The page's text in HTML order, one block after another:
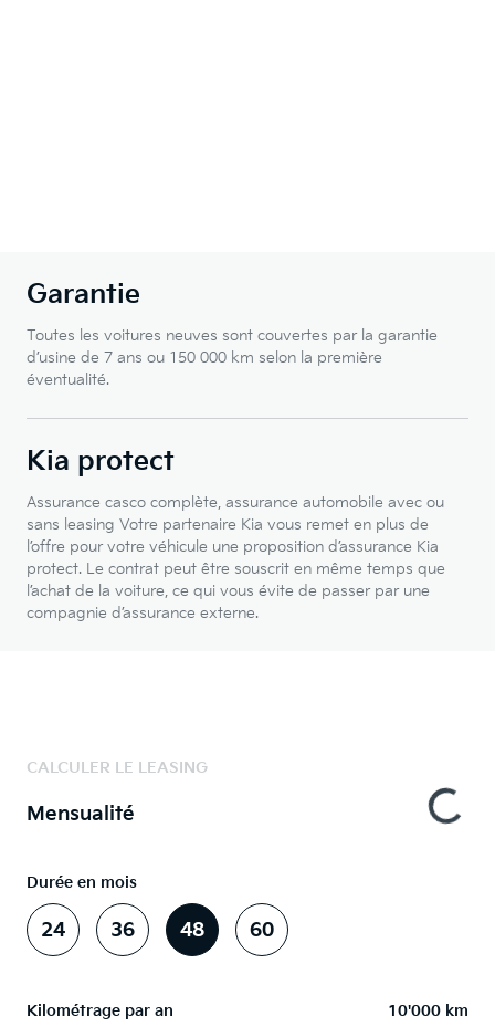
Garantie
Toutes les voitures neuves sont couvertes par la garantie
d’usine de 7 ans ou 150 000 km selon la première
éventualité.
Kia protect
Assurance casco complète, assurance automobile avec ou
sans leasing Votre partenaire Kia vous remet en plus de
l’offre pour votre véhicule une proposition d’assurance Kia
protect. Le contrat peut être souscrit en même temps que
l’achat de la voiture, ce qui vous évite de passer par une
compagnie d’assurance externe.
CALCULER LE LEASING
Mensualité
Durée en mois
24 36 48 60
Kilométrage par an 10'000 km